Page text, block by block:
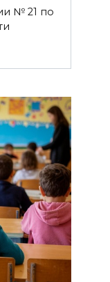
№ 21 по